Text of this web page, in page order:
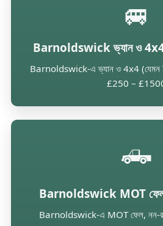
🚐
Barnoldswick ভ্যান ও
Barnoldswick-এ ভ্যান ও 4x4
£250 –
🛻
Barnoldswick MOT
Barnoldswick-এ MOT ফেল, নন-